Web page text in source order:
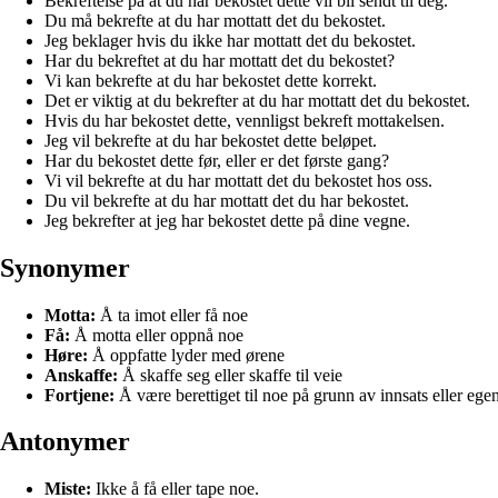
Du må bekrefte at du har mottatt det du bekostet.
Jeg beklager hvis du ikke har mottatt det du bekostet.
Har du bekreftet at du har mottatt det du bekostet?
Vi kan bekrefte at du har bekostet dette korrekt.
Det er viktig at du bekrefter at du har mottatt det du bekostet.
Hvis du har bekostet dette, vennligst bekreft mottakelsen.
Jeg vil bekrefte at du har bekostet dette beløpet.
Har du bekostet dette før, eller er det første gang?
Vi vil bekrefte at du har mottatt det du bekostet hos oss.
Du vil bekrefte at du har mottatt det du har bekostet.
Jeg bekrefter at jeg har bekostet dette på dine vegne.
Synonymer
Motta: Å ta imot eller få noe
Få: Å motta eller oppnå noe
Høre: Å oppfatte lyder med ørene
Anskaffe: Å skaffe seg eller skaffe til veie
Fortjene: Å være berettiget til noe på grunn av innsats eller
Antonymer
Miste: Ikke å få eller tape noe.